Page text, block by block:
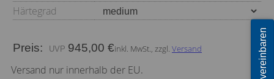
Härtegrad
Preis: 945,00 €inkl. MwSt., zzgl. Versand
Versand nur innerhalb der EU.